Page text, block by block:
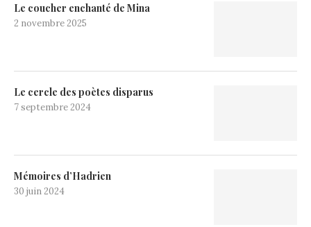
Le coucher enchanté de Mina
2 novembre 2025
Le cercle des poètes disparus
7 septembre 2024
Mémoires d’Hadrien
30 juin 2024